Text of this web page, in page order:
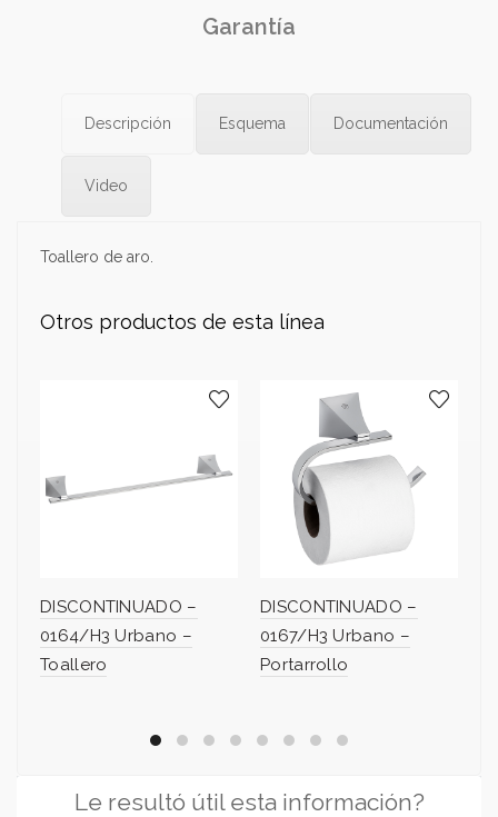
Garantía
Descripción Esquema Documentación
Video
Toallero de aro.
Otros productos de esta línea
DISCONTINUADO –
0164/H3 Urbano –
Toallero
DISCONTINUADO –
0167/H3 Urbano –
Portarrollo
Le resultó útil esta información?